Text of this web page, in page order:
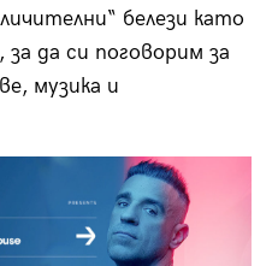
белези като
да си поговорим за
музика и